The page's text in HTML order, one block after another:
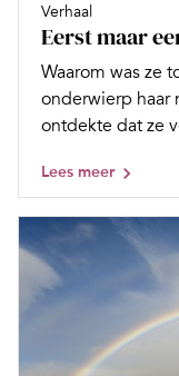
Verhaal
Eerst maar
Waarom was ze
onderwierp haar
ontdekte dat ze
Lees meer